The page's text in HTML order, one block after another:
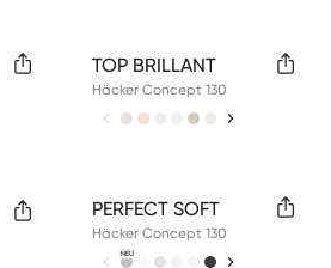
TOP BRILLANT
Häcker Concept 130
Available colors
PERFECT SOFT
Häcker Concept 130
Available colors
NEU